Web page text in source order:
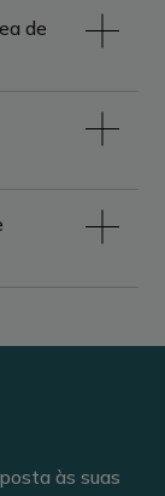
de
às suas